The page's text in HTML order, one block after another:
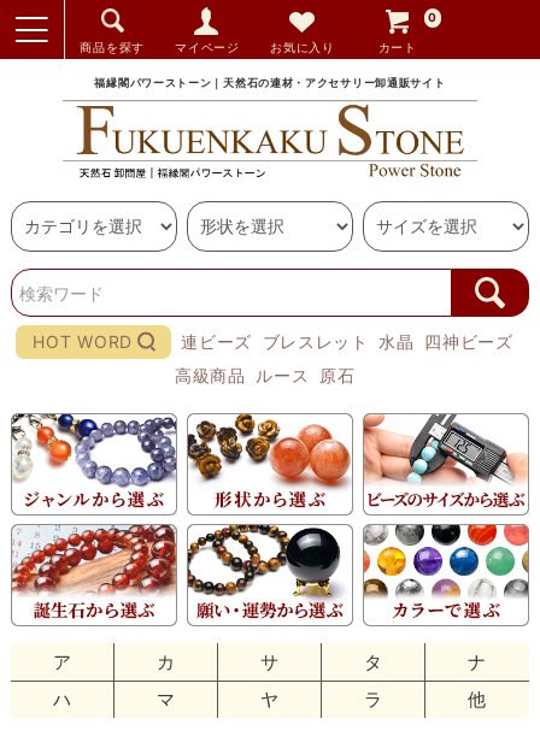
商品を探す マイページ お気に入り カート
0
福縁閣パワーストーン｜天然石の連材・アクセサリー卸通販サイト
HOT WORD 連ビーズ ブレスレット 水晶
四神ビーズ
高級商品
ルース 原石
ア カ サ タ
ナ
ハ
マ ヤ ラ 他